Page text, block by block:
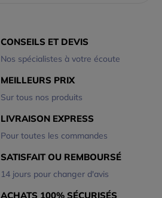
CONSEILS ET DEVIS
Nos spécialistes à votre écoute
MEILLEURS PRIX
Sur tous nos produits
LIVRAISON EXPRESS
Pour toutes les commandes
SATISFAIT OU REMBOURSÉ
14 jours pour changer d'avis
ACHATS 100% SÉCURISÉS